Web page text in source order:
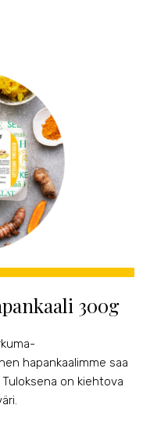
300g
hapankaalimme saa
on kiehtova